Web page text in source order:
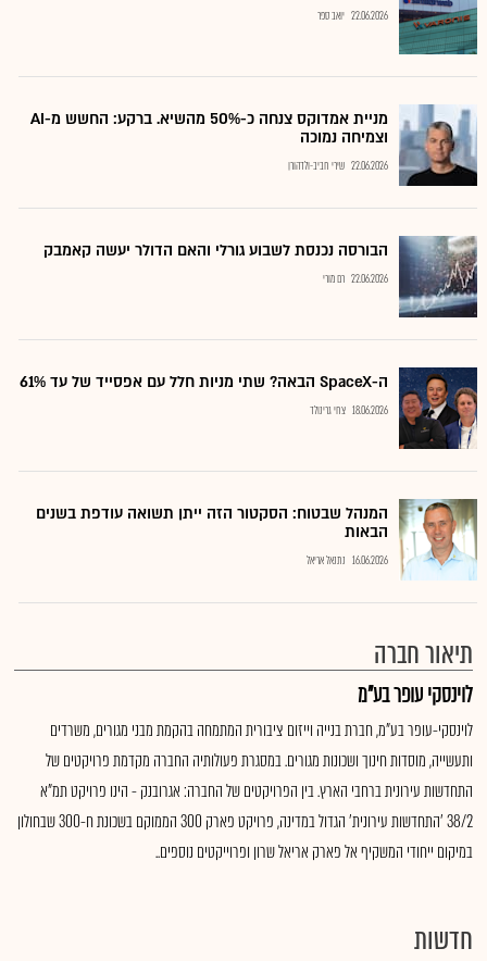
22.06.2026 יואב ספר
מניית אמדוקס צנחה כ-50% מהשיא. ברקע: החשש מ-AI
וצמיחה נמוכה
22.06.2026 שירי חביב-ולדהורן
הבורסה נכנסת לשבוע גורלי והאם הדולר יעשה קאמבק
22.06.2026 רם מורי
ה-SpaceX הבאה? שתי מניות חלל עם אפסייד של עד 61%
18.06.2026 צחי גרינולד
המנהל שבטוח: הסקטור הזה ייתן תשואה עודפת בשנים
הבאות
16.06.2026 נתנאל אריאל
תיאור חברה
לוינסקי עופר בע"מ
לוינסקי-עופר בע"מ, חברת בנייה וייזום ציבורית המתמחה בהקמת מבני מגורים, משרדים
ותעשייה, מוסדות חינוך ושכונות מגורים. במסגרת פעולותיה החברה מקדמת פרויקטים של
התחדשות עירונית ברחבי הארץ. בין הפרויקטים של החברה: אגרובנק - הינו פרויקט תמ"א
38/2 'התחדשות עירונית' הגדול במדינה, פרויקט פארק 300 הממוקם בשכונת ח-300 שבחולון
במיקום ייחודי המשקיף אל פארק אריאל שרון ופרוייקטים נוספים..
חדשות